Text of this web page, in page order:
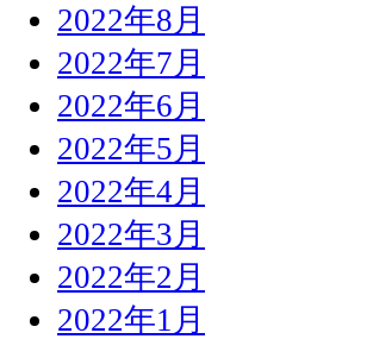
2022年8月
2022年7月
2022年6月
2022年5月
2022年4月
2022年3月
2022年2月
2022年1月